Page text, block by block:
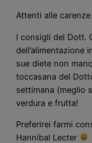
Attenti alle
I consigli del Dott.
dell’alimentazione
sue diete non
toccasana del
settimana (meglio
verdura e frutta!
Preferirei farmi
Hannibal Lecter